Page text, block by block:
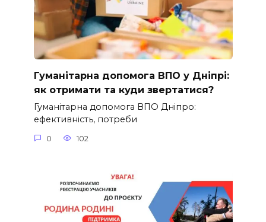
Гуманітарна допомога ВПО у Дніпрі:
як отримати та куди звертатися?
Гуманітарна допомога ВПО Дніпро:
ефективність, потреби
0 102